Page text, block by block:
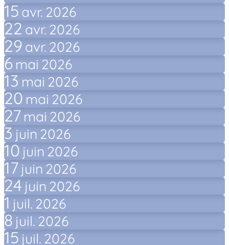
15 avr. 2026
22 avr. 2026
29 avr. 2026
6 mai 2026
13 mai 2026
20 mai 2026
27 mai 2026
3 juin 2026
10 juin 2026
17 juin 2026
24 juin 2026
1 juil. 2026
8 juil. 2026
15 juil. 2026